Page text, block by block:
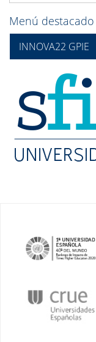
Menú destacado
INNOVA22 GPIE